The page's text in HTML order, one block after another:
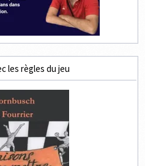
les règles du jeu